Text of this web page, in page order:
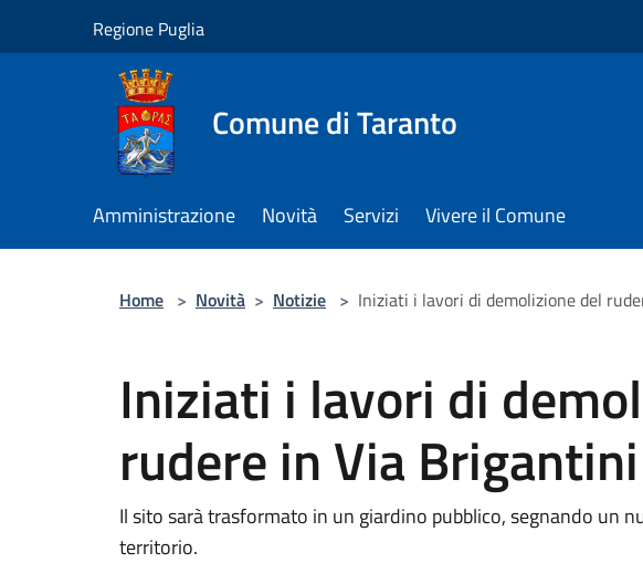
Regione Puglia
Comune di Taranto
Amministrazione Novità Servizi Vivere il Comune
Home > Novità > Notizie > Iniziati i lavori di demolizione del
Iniziati i lavori di
rudere in Via
Il sito sarà trasformato in un giardino pubblico, segnando un
territorio.